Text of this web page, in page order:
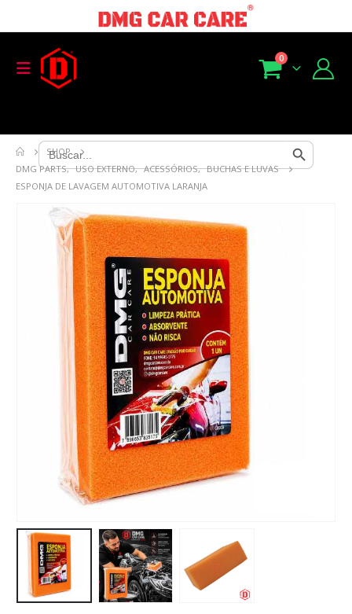
Search
for:
Search Button
0
SHOP
DMG PARTS, USO EXTERNO, ACESSÓRIOS, BUCHAS E LUVAS
ESPONJA DE LAVAGEM AUTOMOTIVA LARANJA